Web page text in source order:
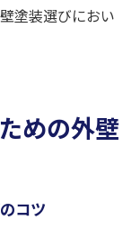
塗装選びにおい
めの外壁
コツ